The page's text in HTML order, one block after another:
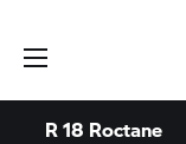
R 18 Roctane